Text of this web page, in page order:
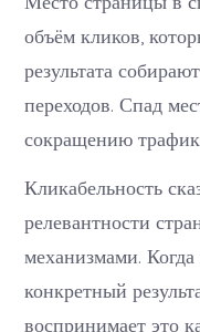
объём кликов,
результата
переходов. Спад
сокращению
Кликабельность
релевантности
механизмами.
конкретный
воспринимает это